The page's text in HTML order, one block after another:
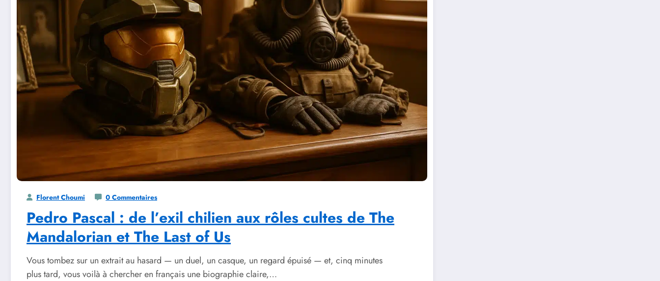
Florent Choumi 0 Commentaires
Pedro Pascal : de l’exil chilien aux rôles cultes de The
Mandalorian et The Last of Us
Vous tombez sur un extrait au hasard — un duel, un casque, un regard épuisé — et, cinq minutes
plus tard, vous voilà à chercher en français une biographie claire,…